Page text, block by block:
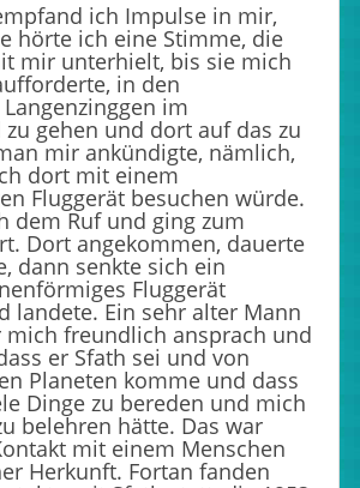
ich Impulse in mir,
hörte ich eine Stimme, die
mir unterhielt, bis sie mich
in den
im
gehen und dort auf das zu
mir ankündigte, nämlich,
dort mit einem
Fluggerät besuchen würde.
dem Ruf und ging zum
Dort angekommen, dauerte
dann senkte sich ein
Fluggerät
landete. Ein sehr alter Mann
mich freundlich ansprach und
er Sfath sei und von
Planeten komme und dass
Dinge zu bereden und mich
belehren hätte. Das war
mit einem Menschen
Herkunft. Fortan fanden